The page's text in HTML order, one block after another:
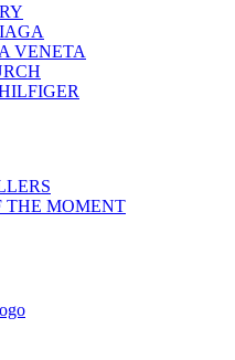
VENETA
THE MOMENT